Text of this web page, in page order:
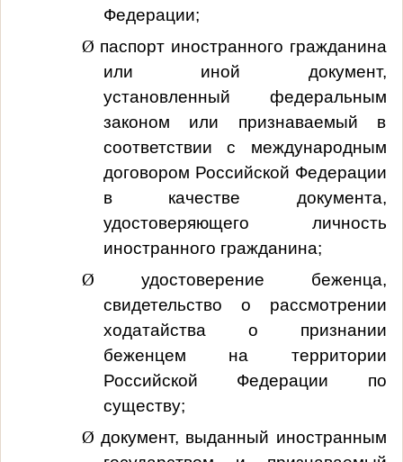
Федерации;
Ø паспорт иностранного гражданина
или иной документ,
установленный федеральным
законом или признаваемый в
соответствии с международным
договором Российской Федерации
в качестве документа,
удостоверяющего личность
иностранного гражданина;
Ø
удостоверение беженца,
свидетельство о рассмотрении
ходатайства о признании
беженцем на территории
Российской Федерации по
существу;
Ø документ, выданный иностранным